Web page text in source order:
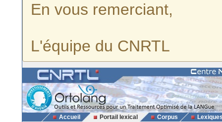
En vous remerciant,
L'équipe du CNRTL
Accueil Portail lexical Corpus